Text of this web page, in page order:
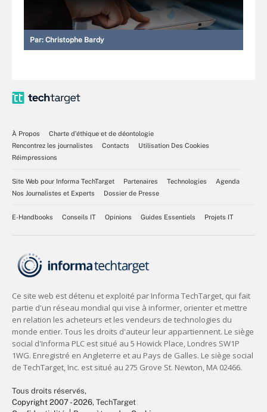
Par: Christophe Bardy
À Propos
Charte d’éthique et de déontologie
Rencontrez les journalistes
Contacts
Utilisation Des Cookies
Réimpressions
Site Web pour Informa TechTarget Partenaires Technologies
Agenda
Nos Journalistes et Experts
Dossier de Presse
E-Handbooks Conseils IT Opinions Guides Essentiels Projets IT
Tous droits réservés,
Copyright 2007 - 2026, TechTarget